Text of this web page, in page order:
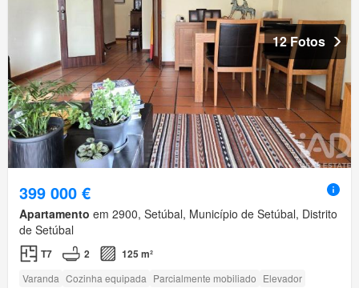
12 Fotos
399 000 €
Apartamento em 2900, Setúbal, Município de Setúbal, Distrito
de Setúbal
T7 2 125 m²
Varanda Cozinha equipada Parcialmente mobiliado Elevador